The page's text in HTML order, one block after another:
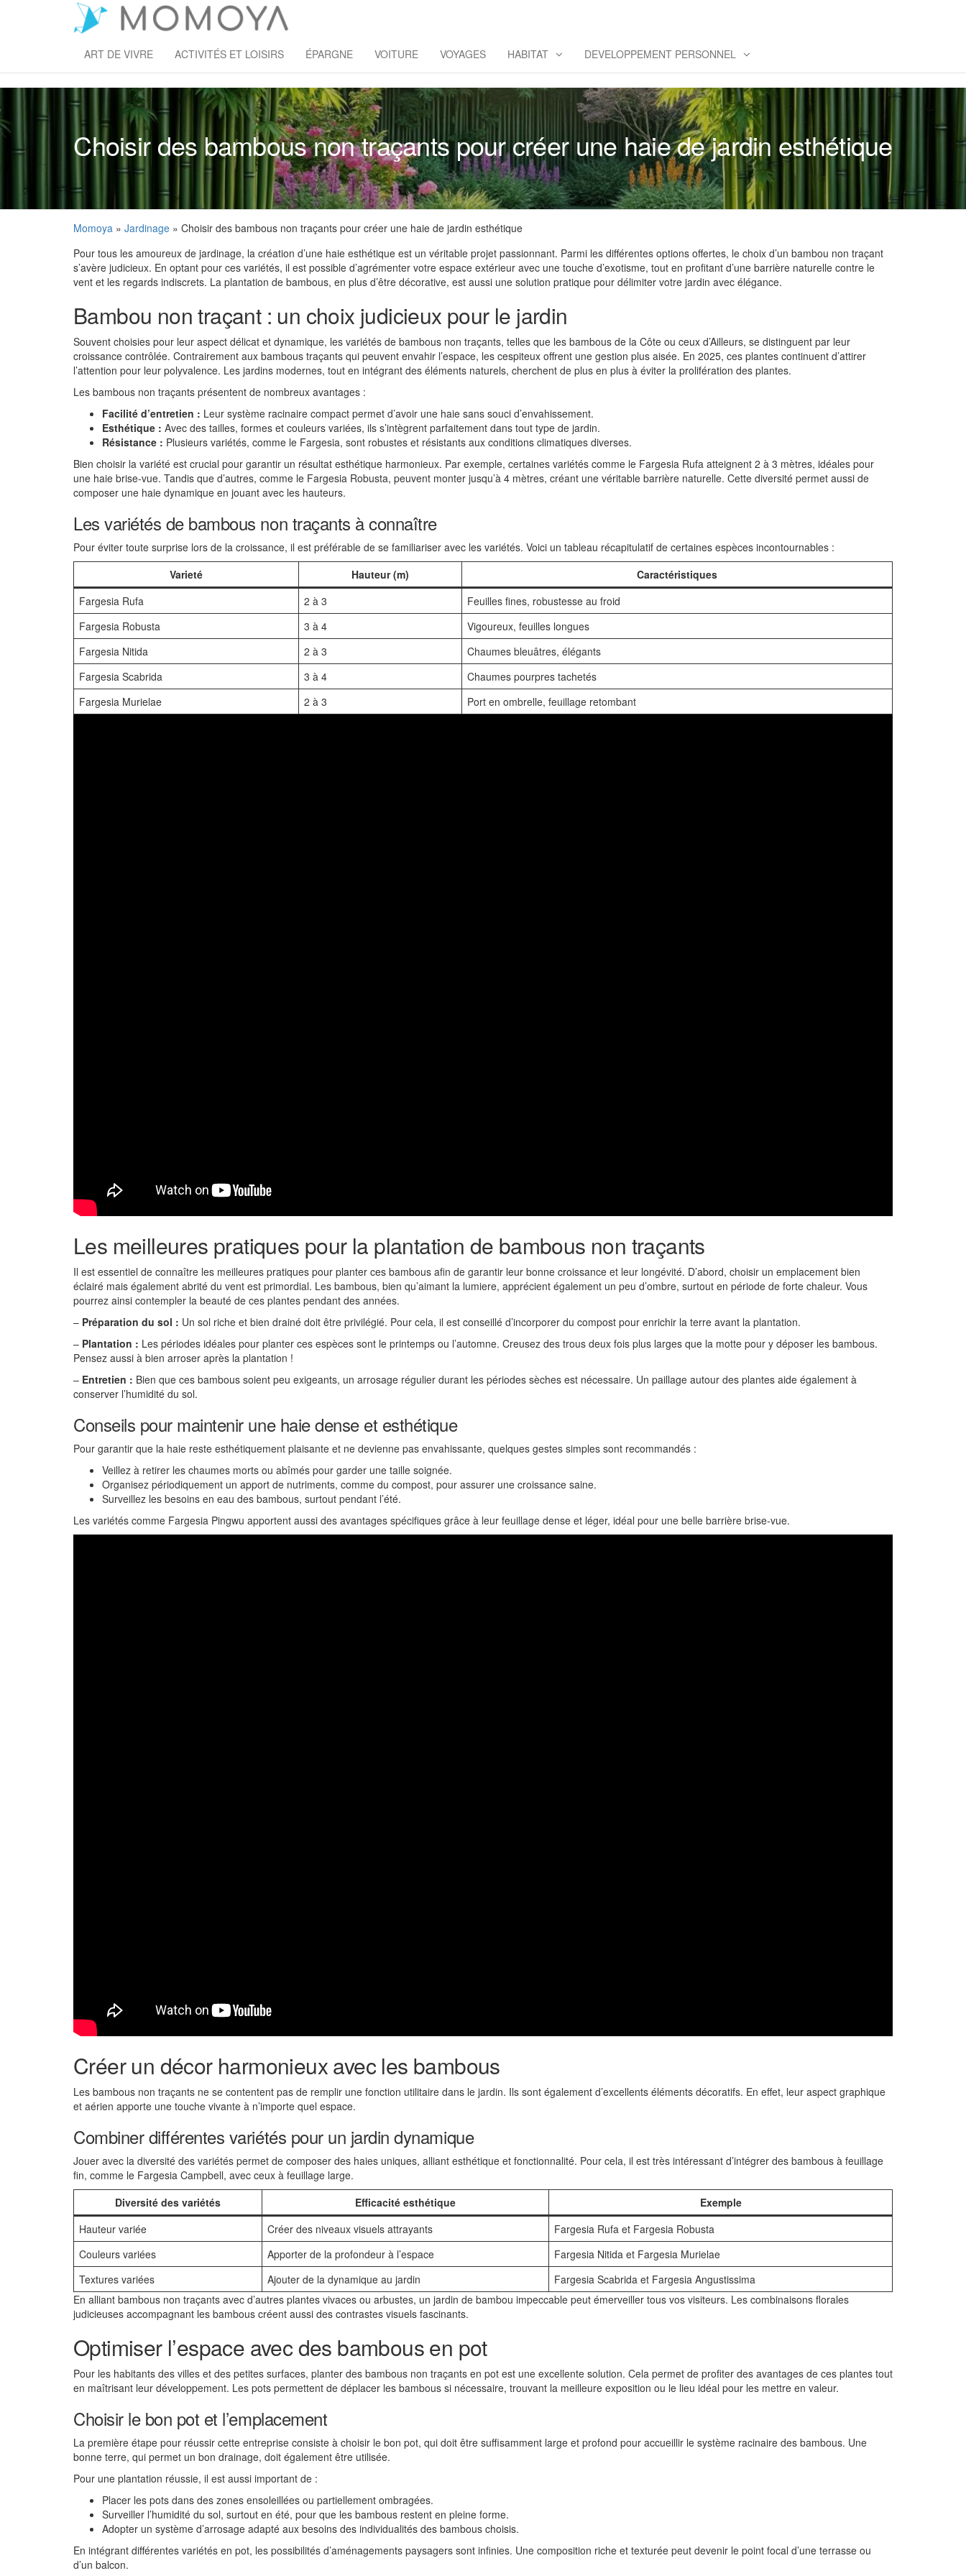
ART DE VIVRE ACTIVITÉS ET LOISIRS ÉPARGNE VOITURE VOYAGES HABITAT DEVELOPPEMENT PERSONNEL
Choisir des bambous non traçants pour créer une haie de jardin esthétique
Momoya » Jardinage » Choisir des bambous non traçants pour créer une haie de jardin esthétique
Pour tous les amoureux de jardinage, la création d’une haie esthétique est un véritable projet passionnant. Parmi les différentes options offertes, le choix d’un bambou non traçant
s’avère judicieux. En optant pour ces variétés, il est possible d’agrémenter votre espace extérieur avec une touche d’exotisme, tout en profitant d’une barrière naturelle contre le
vent et les regards indiscrets. La plantation de bambous, en plus d’être décorative, est aussi une solution pratique pour délimiter votre jardin avec élégance.
Bambou non traçant : un choix judicieux pour le jardin
Souvent choisies pour leur aspect délicat et dynamique, les variétés de bambous non traçants, telles que les bambous de la Côte ou ceux d’Ailleurs, se distinguent par leur
croissance contrôlée. Contrairement aux bambous traçants qui peuvent envahir l’espace, les cespiteux offrent une gestion plus aisée. En 2025, ces plantes continuent d’attirer
l’attention pour leur polyvalence. Les jardins modernes, tout en intégrant des éléments naturels, cherchent de plus en plus à éviter la prolifération des plantes.
Les bambous non traçants présentent de nombreux avantages :
Facilité d’entretien : Leur système racinaire compact permet d’avoir une haie sans souci d’envahissement.
Esthétique : Avec des tailles, formes et couleurs variées, ils s’intègrent parfaitement dans tout type de jardin.
Résistance : Plusieurs variétés, comme le Fargesia, sont robustes et résistants aux conditions climatiques diverses.
Bien choisir la variété est crucial pour garantir un résultat esthétique harmonieux. Par exemple, certaines variétés comme le Fargesia Rufa atteignent 2 à 3 mètres, idéales pour
une haie brise-vue. Tandis que d’autres, comme le Fargesia Robusta, peuvent monter jusqu’à 4 mètres, créant une véritable barrière naturelle. Cette diversité permet aussi de
composer une haie dynamique en jouant avec les hauteurs.
Les variétés de bambous non traçants à connaître
Pour éviter toute surprise lors de la croissance, il est préférable de se familiariser avec les variétés. Voici un tableau récapitulatif de certaines espèces incontournables :
Varieté
Hauteur (m)
Caractéristiques
Fargesia Rufa
2 à 3
Feuilles fines, robustesse au froid
Fargesia Robusta
3 à 4
Vigoureux, feuilles longues
Fargesia Nitida
2 à 3
Chaumes bleuâtres, élégants
Fargesia Scabrida
3 à 4
Chaumes pourpres tachetés
Fargesia Murielae
2 à 3 Port en ombrelle, feuillage retombant
Les meilleures pratiques pour la plantation de bambous non traçants
Il est essentiel de connaître les meilleures pratiques pour planter ces bambous afin de garantir leur bonne croissance et leur longévité. D’abord, choisir un emplacement bien
éclairé mais également abrité du vent est primordial. Les bambous, bien qu’aimant la lumiere, apprécient également un peu d’ombre, surtout en période de forte chaleur. Vous
pourrez ainsi contempler la beauté de ces plantes pendant des années.
– Préparation du sol : Un sol riche et bien drainé doit être privilégié. Pour cela, il est conseillé d’incorporer du compost pour enrichir la terre avant la plantation.
– Plantation : Les périodes idéales pour planter ces espèces sont le printemps ou l’automne. Creusez des trous deux fois plus larges que la motte pour y déposer les bambous.
Pensez aussi à bien arroser après la plantation !
– Entretien : Bien que ces bambous soient peu exigeants, un arrosage régulier durant les périodes sèches est nécessaire. Un paillage autour des plantes aide également à
conserver l’humidité du sol.
Conseils pour maintenir une haie dense et esthétique
Pour garantir que la haie reste esthétiquement plaisante et ne devienne pas envahissante, quelques gestes simples sont recommandés :
Veillez à retirer les chaumes morts ou abîmés pour garder une taille soignée.
Organisez périodiquement un apport de nutriments, comme du compost, pour assurer une croissance saine.
Surveillez les besoins en eau des bambous, surtout pendant l’été.
Les variétés comme Fargesia Pingwu apportent aussi des avantages spécifiques grâce à leur feuillage dense et léger, idéal pour une belle barrière brise-vue.
Créer un décor harmonieux avec les bambous
Les bambous non traçants ne se contentent pas de remplir une fonction utilitaire dans le jardin. Ils sont également d’excellents éléments décoratifs. En effet, leur aspect graphique
et aérien apporte une touche vivante à n’importe quel espace.
Combiner différentes variétés pour un jardin dynamique
Jouer avec la diversité des variétés permet de composer des haies uniques, alliant esthétique et fonctionnalité. Pour cela, il est très intéressant d’intégrer des bambous à feuillage
fin, comme le Fargesia Campbell, avec ceux à feuillage large.
Diversité des variétés
Efficacité esthétique
Exemple
Hauteur variée
Créer des niveaux visuels attrayants
Fargesia Rufa et Fargesia Robusta
Couleurs variées
Apporter de la profondeur à l’espace
Fargesia Nitida et Fargesia Murielae
Textures variées
Ajouter de la dynamique au jardin
Fargesia Scabrida et Fargesia Angustissima
En alliant bambous non traçants avec d’autres plantes vivaces ou arbustes, un jardin de bambou impeccable peut émerveiller tous vos visiteurs. Les combinaisons florales
judicieuses accompagnant les bambous créent aussi des contrastes visuels fascinants.
Optimiser l’espace avec des bambous en pot
Pour les habitants des villes et des petites surfaces, planter des bambous non traçants en pot est une excellente solution. Cela permet de profiter des avantages de ces plantes tout
en maîtrisant leur développement. Les pots permettent de déplacer les bambous si nécessaire, trouvant la meilleure exposition ou le lieu idéal pour les mettre en valeur.
Choisir le bon pot et l’emplacement
La première étape pour réussir cette entreprise consiste à choisir le bon pot, qui doit être suffisamment large et profond pour accueillir le système racinaire des bambous. Une
bonne terre, qui permet un bon drainage, doit également être utilisée.
Pour une plantation réussie, il est aussi important de :
Placer les pots dans des zones ensoleillées ou partiellement ombragées.
Surveiller l’humidité du sol, surtout en été, pour que les bambous restent en pleine forme.
Adopter un système d’arrosage adapté aux besoins des individualités des bambous choisis.
En intégrant différentes variétés en pot, les possibilités d’aménagements paysagers sont infinies. Une composition riche et texturée peut devenir le point focal d’une terrasse ou
d’un balcon.